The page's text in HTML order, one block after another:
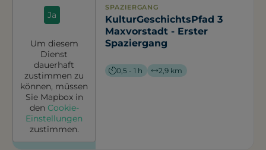
Ja
Um diesem
Dienst
dauerhaft
zustimmen zu
können, müssen
Sie Mapboxin
den Cookie-
Einstellungen
zustimmen.
SPAZIERGANG
KulturGeschichtsPfad 3
Maxvorstadt - Erster
Spaziergang
0,5 - 1 h 2,9 km